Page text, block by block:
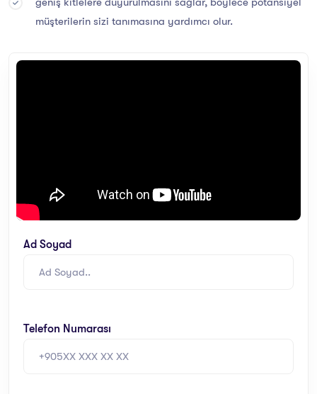
müşterilerin sizi tanımasına yardımcı olur.
Ad Soyad
Telefon Numarası